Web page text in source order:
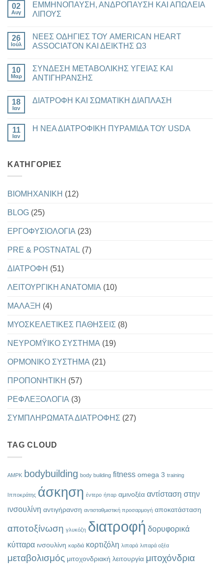
02
Αυγ
ΕΜΜΗΝΟΠΑΥΣΗ, ΑΝΔΡΟΠΑΥΣΗ ΚΑΙ ΑΠΩΛΕΙΑ
ΛΙΠΟΥΣ
σχόλια
στο
ΕΜΜΗΝΟΠΑΥΣΗ,
ΑΠΩΛΕΙΑ
ΛΙΠΟΥΣ
26
Ιούλ
ΝΕΕΣ ΟΔΗΓΙΕΣ ΤΟΥ AMERICAN HEART
ASSOCIATON ΚΑΙ ΔΕΙΚΤΗΣ Ω3
σχόλια
στο
ΝΕΕΣ
AMERICAN
ΔΕΙΚΤΗΣ
Ω3
10
Μαρ
ΣΥΝΔΕΣΗ ΜΕΤΑΒΟΛΙΚΗΣ ΥΓΕΙΑΣ ΚΑΙ
ΑΝΤΙΓΗΡΑΝΣΗΣ
σχόλια
ΥΓΕΙΑΣ
ΚΑΙ
18
Ιαν
ΔΙΑΤΡΟΦΗ ΚΑΙ ΣΩΜΑΤΙΚΗ ΔΙΑΠΛΑΣΗ
στο
11
Ιαν
Η ΝΕΑ ΔΙΑΤΡΟΦΙΚΗ ΠΥΡΑΜΙΔΑ ΤΟΥ USDA
Η
USDA
KΑΤΗΓΟΡΊΕΣ
BIOMHXANIKH (12)
BLOG (25)
EΡΓΟΦΥΣΙΟΛΟΓΙΑ (23)
PRE & POSTNATAL (7)
ΔΙΑΤΡΟΦΗ (51)
ΛΕΙΤΟΥΡΓΙΚΗ ΑΝΑΤΟΜΙΑ (10)
ΜΑΛΑΞΗ (4)
ΜΥΟΣΚΕΛΕΤΙΚΕΣ ΠΑΘΗΣΕΙΣ (8)
ΝΕΥΡΟΜΫΙΚΟ ΣΥΣΤΗΜΑ (19)
ΟΡΜΟΝΙΚΟ ΣΥΣΤΗΜΑ (21)
ΠΡΟΠΟΝΗΤΙΚΗ (57)
ΡΕΦΛΕΞΟΛΟΓΙΑ (3)
ΣΥΜΠΛΗΡΩΜΑΤΑ ΔΙΑΤΡΟΦΗΣ (27)
TAG CLOUD
AMPK bodybuilding body building fitness omega 3 training
Ιπποκράτης άσκηση έντερο ήπαρ αμινοξέα αντίσταση στην
ινσουλίνη αντιγήρανση αντισταθμιστική προσαρμογή αποκατάσταση
αποτοξίνωση γλυκόζη διατροφή δορυφορικά
κύτταρα ινσουλίνη καρδιά κορτιζόλη λιπαρά λιπαρά οξέα
μεταβολισμός μιτοχονδριακή λειτουργία μιτοχόνδρια